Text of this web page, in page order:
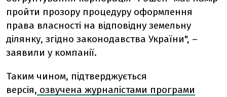
пройти прозору процедуру оформлення
права власності на відповідну земельну
ділянку, згідно законодавства України", –
заявили у компанії.
Таким чином, підтверджується
версія, озвучена журналістами програми